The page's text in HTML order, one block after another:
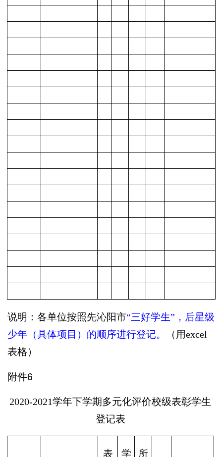
说明：各单位按照先沁阳市“三好学生”，后星级
少年（具体项目）的顺序进行登记。
（用excel
表格）
附件6
2020-2021学年下学期多元化评价校级表彰学生
登记表
表
学
所